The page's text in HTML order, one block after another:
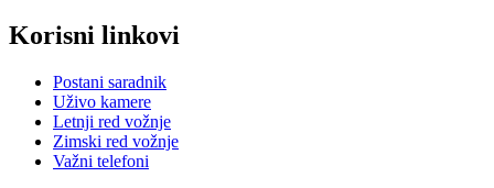
Korisni linkovi
Postani saradnik
Uživo kamere
Letnji red vožnje
Zimski red vožnje
Važni telefoni